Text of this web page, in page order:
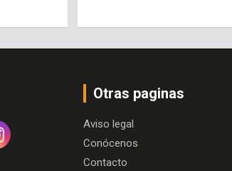
Otras paginas
Aviso legal
Conócenos
Contacto